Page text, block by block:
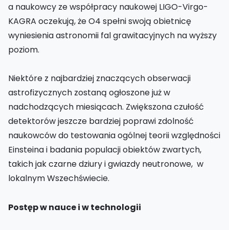
a naukowcy ze współpracy naukowej LIGO-Virgo-
KAGRA oczekują, że O4 spełni swoją obietnicę
wyniesienia astronomii fal grawitacyjnych na wyższy
poziom.
Niektóre z najbardziej znaczących obserwacji
astrofizycznych zostaną ogłoszone już w
nadchodzących miesiącach. Zwiększona czułość
detektorów jeszcze bardziej poprawi zdolność
naukowców do testowania ogólnej teorii względności
Einsteina i badania populacji obiektów zwartych,
takich jak czarne dziury i gwiazdy neutronowe, w
lokalnym Wszechświecie.
Postęp w nauce i w technologii